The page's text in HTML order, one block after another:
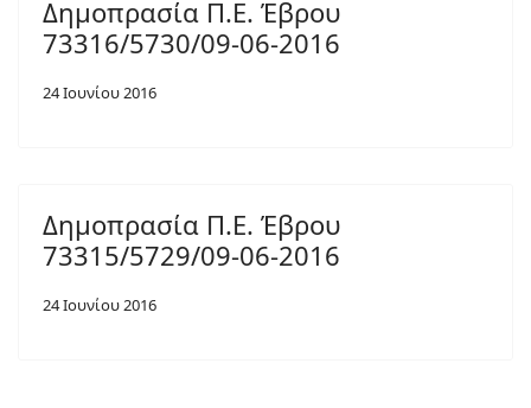
Δημοπρασία Π.Ε. Έβρου
73316/5730/09-06-2016
24 Ιουνίου 2016
Δημοπρασία Π.Ε. Έβρου
73315/5729/09-06-2016
24 Ιουνίου 2016